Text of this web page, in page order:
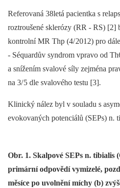
Referovaná 38letá pacientka s
roztroušené sklerózy (RR ‑⁠ RS)
kontrolní MR Thp (4/ 2012) pro
‑⁠ Séquardův syndrom vpravo od
a snížením svalové síly zejména
na 3/ 5 dle svalového testu [3].
Klinický nález byl v souladu s
evokovaných potenciálů (SEPs) n.
Obr. 1. Skalpové SEPs n. tibialis
primární odpovědí vymizelé,
měsíce po uvolnění míchy (b)